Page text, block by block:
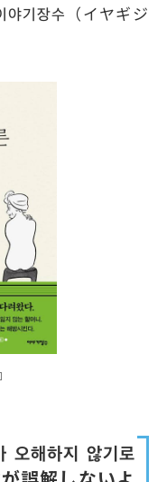
기장수（イヤギジ
해하지 않기로